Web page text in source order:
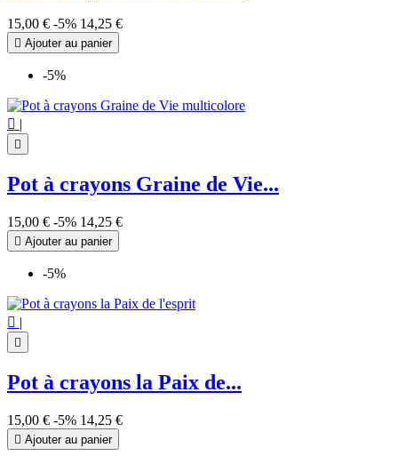
15,00 € -5% 14,25 €
 Ajouter au panier
-5%
 |

Pot à crayons Graine de Vie...
15,00 € -5% 14,25 €
 Ajouter au panier
-5%
 |

Pot à crayons la Paix de...
15,00 € -5% 14,25 €
 Ajouter au panier